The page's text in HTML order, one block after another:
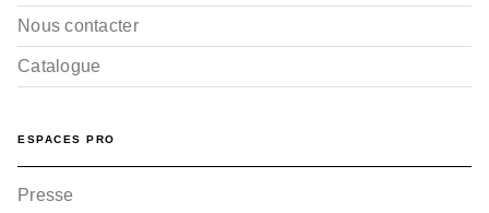
Nous contacter
Catalogue
ESPACES PRO
Presse